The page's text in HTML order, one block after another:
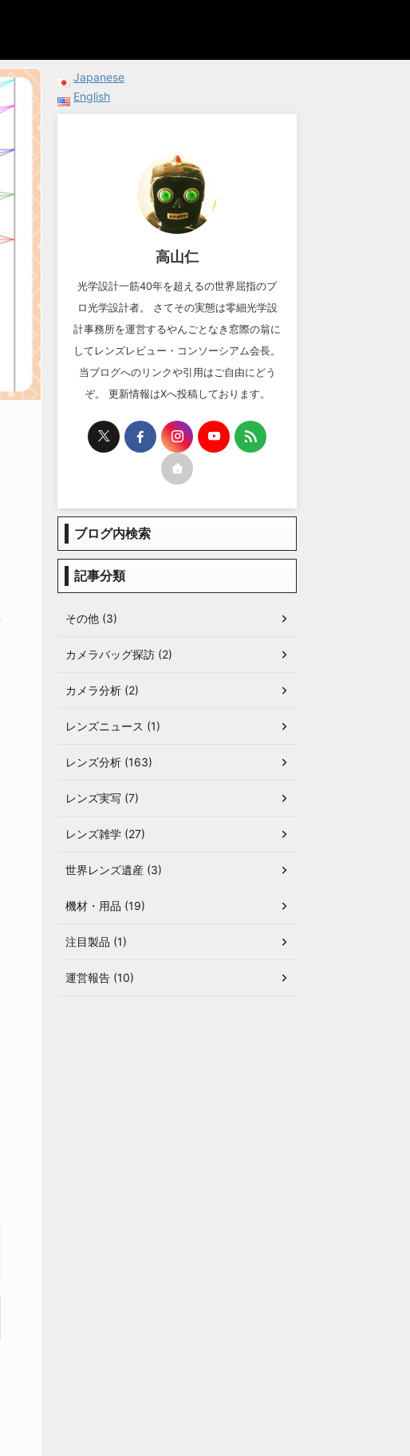
Japanese
English
高山仁
光学設計一筋40年を超えるの世界屈指のプ
ロ光学設計者。 さてその実態は零細光学設
計事務所を運営するやんごとなき窓際の翁に
してレンズレビュー・コンソーシアム会長。
当ブログへのリンクや引用はご自由にどう
ぞ。 更新情報はXへ投稿しております。
ブログ内検索
記事分類
その他 (3)
カメラバッグ探訪 (2)
カメラ分析 (2)
レンズニュース (1)
レンズ分析 (163)
レンズ実写 (7)
レンズ雑学 (27)
世界レンズ遺産 (3)
機材・用品 (19)
注目製品 (1)
運営報告 (10)